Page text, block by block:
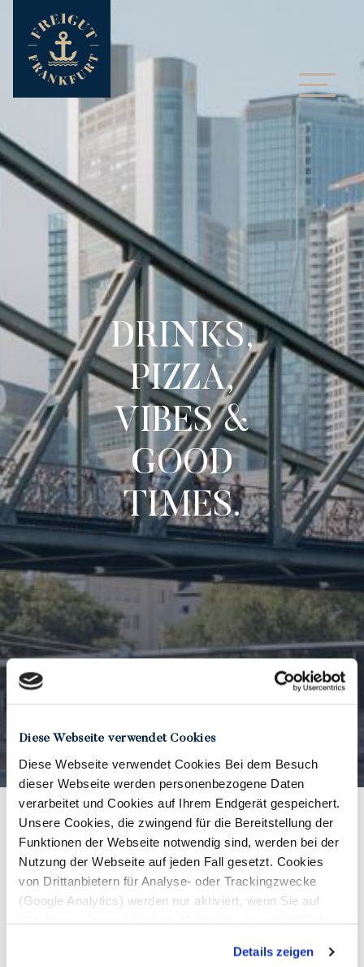
Diese Webseite verwendet Cookies
Diese Webseite verwendet Cookies Bei dem Besuch
dieser Webseite werden personenbezogene Daten
verarbeitet und Cookies auf Ihrem Endgerät gespeichert.
Unsere Cookies, die zwingend für die Bereitstellung der
Funktionen der Webseite notwendig sind, werden bei der
Nutzung der Webseite auf jeden Fall gesetzt. Cookies
von Drittanbietern für Analyse- oder Trackingzwecke
(Google Analytics) werden nur aktiviert, wenn Sie auf
Datenschutzerklärung—
Details zeigen
DRINKS,
PIZZA,
VIBES &
GOOD
TIMES.
MENÜ 2025
Tippe auf die Karte, um sie digital